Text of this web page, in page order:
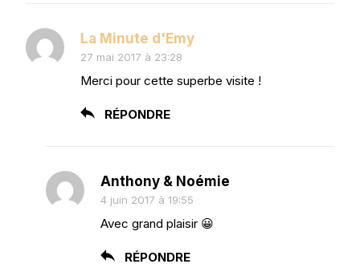
La Minute d'Emy
27 mai 2017 à 23:28
Merci pour cette superbe visite !
RÉPONDRE
Anthony & Noémie
4 juin 2017 à 19:55
Avec grand plaisir 😀
RÉPONDRE